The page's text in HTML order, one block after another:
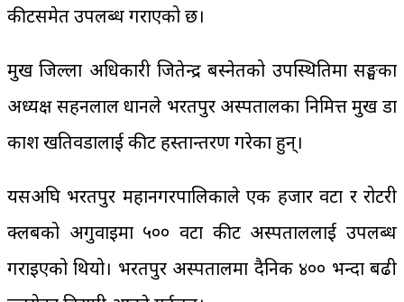
कीटसमेत उपलब्ध गराएको छ।
प्रमुख जिल्ला अधिकारी जितेन्द्र बस्नेतको उपस्थितिमा सङ्घका
अध्यक्ष सहनलाल प्रधानले भरतपुर अस्पतालका निमित्त प्रमुख डा
प्रकाश खतिवडालाई कीट हस्तान्तरण गरेका हुन्।
यसअघि भरतपुर महानगरपालिकाले एक हजार वटा र रोटरी
क्लबको अगुवाइमा ५०० वटा कीट अस्पताललाई उपलब्ध
गराइएको थियो। भरतपुर अस्पतालमा दैनिक ४०० भन्दा बढी